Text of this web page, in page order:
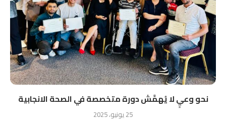
نحو وعيٍ لا يُهمَّش دورة متخصصة في الصحة الانجابية
25 يونيو، 2025